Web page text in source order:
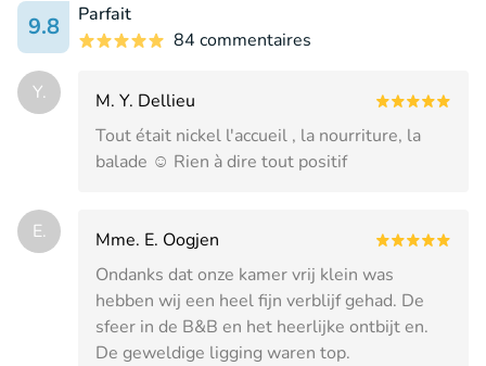
9.8
Parfait
84 commentaires
Y.
M. Y. Dellieu
Tout était nickel l'accueil , la nourriture, la
balade ☺️ Rien à dire tout positif
E.
Mme. E. Oogjen
Ondanks dat onze kamer vrij klein was
hebben wij een heel fijn verblijf gehad. De
sfeer in de B&B en het heerlijke ontbijt en.
De geweldige ligging waren top.